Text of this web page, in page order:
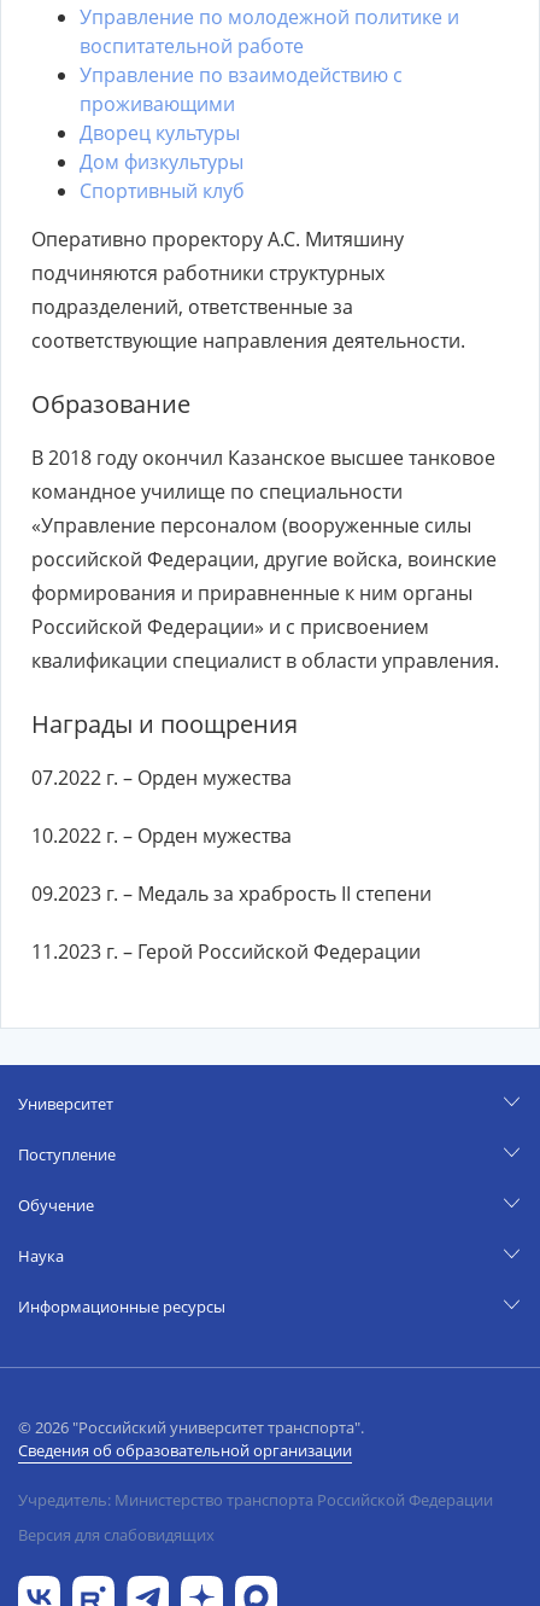
Управление по молодежной политике и
воспитательной работе
Управление по взаимодействию с
проживающими
Дворец культуры
Дом физкультуры
Спортивный клуб
Оперативно проректору А.С. Митяшину
подчиняются работники структурных
подразделений, ответственные за
соответствующие направления деятельности.
Образование
В 2018 году окончил Казанское высшее танковое
командное училище по специальности
«Управление персоналом (вооруженные силы
российской Федерации, другие войска, воинские
формирования и приравненные к ним органы
Российской Федерации» и с присвоением
квалификации специалист в области управления.
Награды и поощрения
07.2022 г. – Орден мужества
10.2022 г. – Орден мужества
09.2023 г. – Медаль за храбрость II степени
11.2023 г. – Герой Российской Федерации
Университет
Поступление
Обучение
Наука
Информационные ресурсы
© 2026 "Российский университет транспорта".
Сведения об образовательной организации
Учредитель: Министерство транспорта Российской Федерации
Версия для слабовидящих